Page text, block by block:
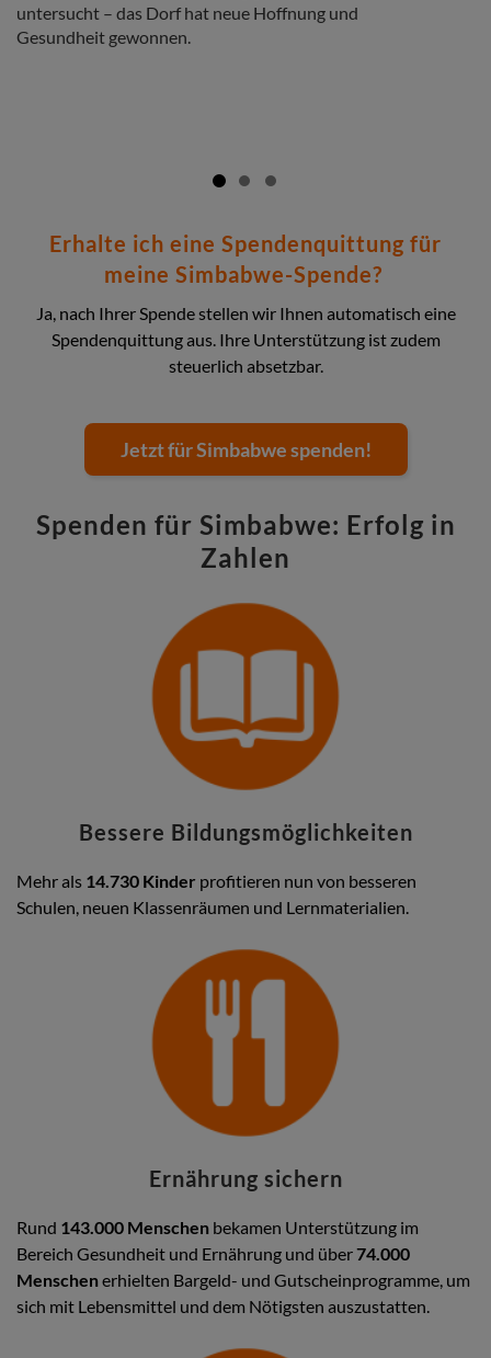
untersucht – das Dorf hat neue Hoffnung und
Gesundheit gewonnen.
Erhalte ich eine Spendenquittung für
meine Simbabwe-Spende?
Ja, nach Ihrer Spende stellen wir Ihnen automatisch eine
Spendenquittung aus. Ihre Unterstützung ist zudem
steuerlich absetzbar.
Jetzt für Simbabwe spenden!
Spenden für Simbabwe: Erfolg in
Zahlen
Bessere Bildungsmöglichkeiten
Mehr als 14.730 Kinder profitieren nun von besseren
Schulen, neuen Klassenräumen und Lernmaterialien.
Ernährung sichern
Rund 143.000 Menschen bekamen Unterstützung im
Bereich Gesundheit und Ernährung und über74.000
Menschenerhielten Bargeld- und Gutscheinprogramme, um
sich mit Lebensmittel und dem Nötigsten auszustatten.